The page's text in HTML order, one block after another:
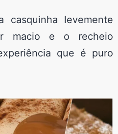
casquinha levemente
macio e o recheio
que é puro